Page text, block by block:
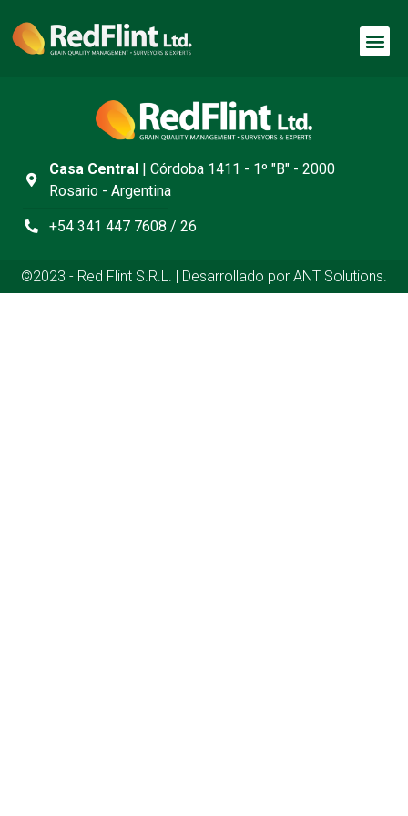
Casa Central| Córdoba 1411 - 1º "B" - 2000
Rosario - Argentina
+54 341 447 7608 / 26
©2023 - Red Flint S.R.L. | Desarrollado por ANT Solutions.